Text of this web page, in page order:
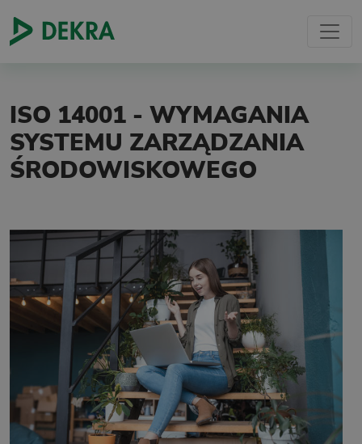
ISO 14001 - WYMAGANIA
SYSTEMU ZARZĄDZANIA
ŚRODOWISKOWEGO